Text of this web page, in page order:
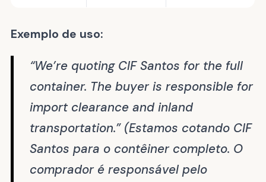
Exemplo de uso:
“We’re quoting CIF Santos for the full
container. The buyer is responsible for
import clearance and inland
transportation.” (Estamos cotando CIF
Santos para o contêiner completo. O
comprador é responsável pelo